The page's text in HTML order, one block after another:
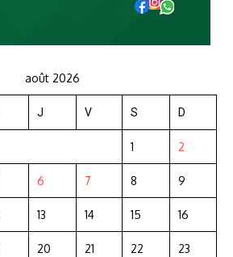
août 2026
J V S D
1 2
6 7 8 9
13 14 15 16
20 21 22 23